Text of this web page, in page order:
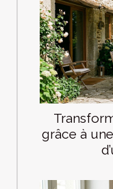
grâce à